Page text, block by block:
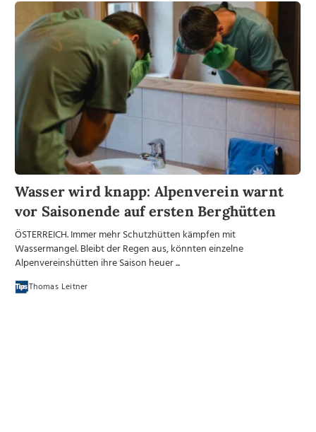
Wasser wird knapp: Alpenverein warnt
vor Saisonende auf ersten Berghütten
ÖSTERREICH. Immer mehr Schutzhütten kämpfen mit
Wassermangel. Bleibt der Regen aus, könnten einzelne
Alpenvereinshütten ihre Saison heuer ...
Thomas Leitner